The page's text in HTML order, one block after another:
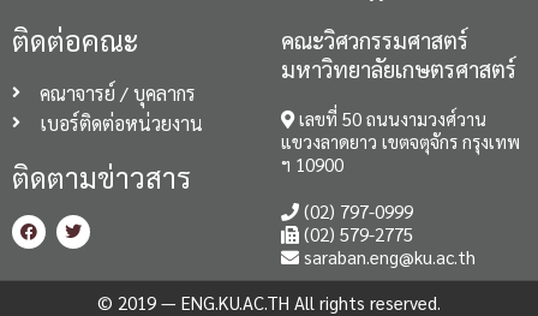
ติดต่อคณะ
คณาจารย์ / บุคลากร
เบอร์ติดต่อหน่วยงาน
ติดตามข่าวสาร
คณะวิศวกรรมศาสตร์
มหาวิทยาลัยเกษตรศาสตร์
เลขที่ 50 ถนนงามวงศ์วาน
แขวงลาดยาว เขตจตุจักร กรุงเทพ
ฯ 10900
(02) 797-0999
(02) 579-2775
saraban.eng@ku.ac.th
© 2019 — ENG.KU.AC.TH All rights reserved.